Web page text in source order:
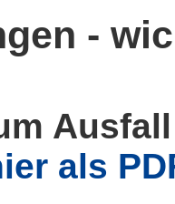
-
als